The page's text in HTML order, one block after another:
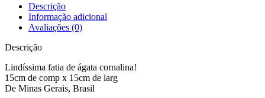
Descrição
Informação adicional
Avaliações (0)
Descrição
Lindíssima fatia de ágata cornalina!
15cm de comp x 15cm de larg
De Minas Gerais, Brasil